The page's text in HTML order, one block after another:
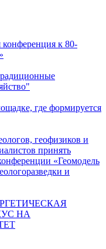
к 80-
где формируется
геофизиков и
принять
«Геомодель
и
НА